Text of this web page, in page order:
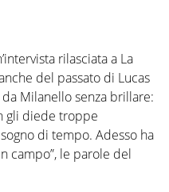
rilasciata a La
del passato di Lucas
Milanello senza brillare:
gli diede troppe
di tempo. Adesso ha
campo”, le parole del